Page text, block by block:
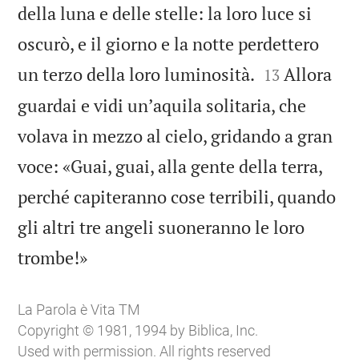
della luna e delle stelle: la loro luce si
oscurò, e il giorno e la notte perdettero
un terzo della loro luminosità. 

13 Allora
guardai e vidi unʼaquila solitaria, che
volava in mezzo al cielo, gridando a gran
voce: «Guai, guai, alla gente della terra,
perché capiteranno cose terribili, quando
gli altri tre angeli suoneranno le loro
trombe!»
La Parola è Vita TM
Copyright © 1981, 1994 by Biblica, Inc.
Used with permission. All rights reserved